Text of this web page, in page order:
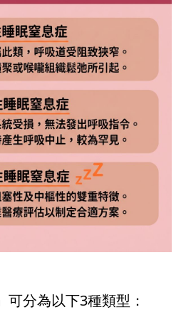
可分為以下3種類型：